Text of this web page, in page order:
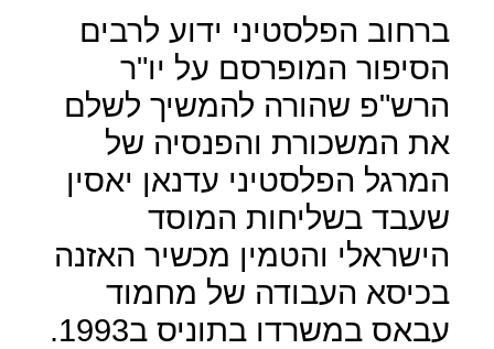
ברחוב הפלסטיני ידוע לרבים
הסיפור המופרסם על יו"ר
הרש"פ שהורה להמשיך לשלם
את המשכורת והפנסיה של
המרגל הפלסטיני עדנאן יאסין
שעבד בשליחות המוסד
הישראלי והטמין מכשיר האזנה
בכיסא העבודה של מחמוד
עבאס במשרדו בתוניס ב1993.